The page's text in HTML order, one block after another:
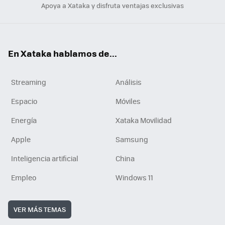
Apoya a Xataka y disfruta ventajas exclusivas
En Xataka hablamos de...
Streaming
Análisis
Espacio
Móviles
Energía
Xataka Movilidad
Apple
Samsung
Inteligencia artificial
China
Empleo
Windows 11
VER MÁS TEMAS